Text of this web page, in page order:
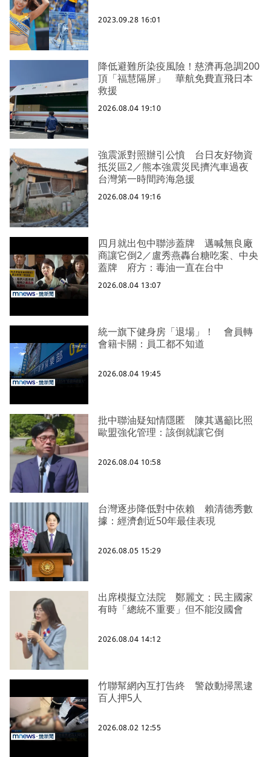
2023.09.28 16:01
降低避難所染疫風險！慈濟再急調200
頂「福慧隔屏」 華航免費直飛日本
救援
2026.08.04 19:10
強震派對照辦引公憤 台日友好物資
抵災區2／熊本強震災民擠汽車過夜
台灣第一時間跨海急援
2026.08.04 19:16
四月就出包中聯涉蓋牌 邁喊無良廠
商讓它倒2／盧秀燕轟台糖吃案、中央
蓋牌 府方：毒油一直在台中
2026.08.04 13:07
統一旗下健身房「退場」！ 會員轉
會籍卡關：員工都不知道
2026.08.04 19:45
批中聯油疑知情隱匿 陳其邁籲比照
歐盟強化管理：該倒就讓它倒
2026.08.04 10:58
台灣逐步降低對中依賴 賴清德秀數
據：經濟創近50年最佳表現
2026.08.05 15:29
出席模擬立法院 鄭麗文：民主國家
有時「總統不重要」但不能沒國會
2026.08.04 14:12
竹聯幫網內互打告終 警啟動掃黑逮
百人押5人
2026.08.02 12:55